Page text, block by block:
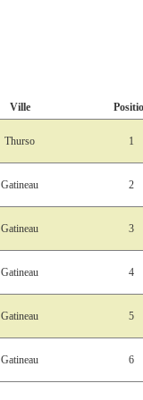
Ville
Thurso 1
Gatineau 2
Gatineau 3
Gatineau 4
Gatineau 5
Gatineau 6